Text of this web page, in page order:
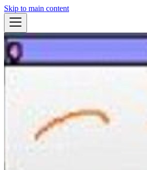
Skip to main content